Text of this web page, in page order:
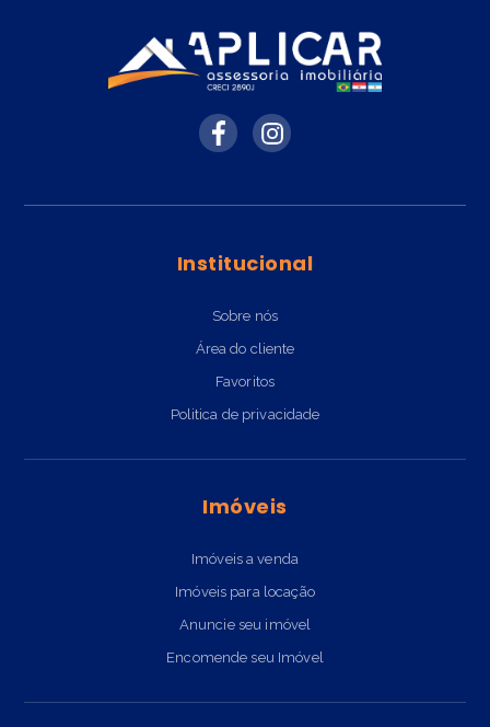
Institucional
Sobre nós
Área do cliente
Favoritos
Politica de privacidade
Imóveis
Imóveis a venda
Imóveis para locação
Anuncie seu imóvel
Encomende seu Imóvel